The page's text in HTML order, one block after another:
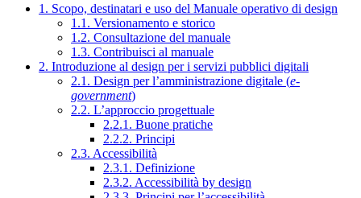
1. Scopo, destinatari e uso del Manuale operativo di design
1.1. Versionamento e storico
1.2. Consultazione del manuale
1.3. Contribuisci al manuale
2. Introduzione al design per i servizi pubblici digitali
2.1. Design per l’amministrazione digitale (e-
government)
2.2. L’approccio progettuale
2.2.1. Buone pratiche
2.2.2. Principi
2.3. Accessibilità
2.3.1. Definizione
2.3.2. Accessibilità by design